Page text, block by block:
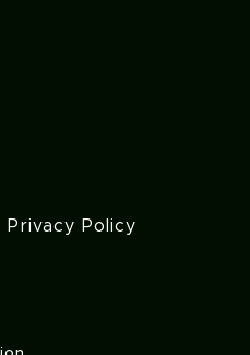
Privacy Policy